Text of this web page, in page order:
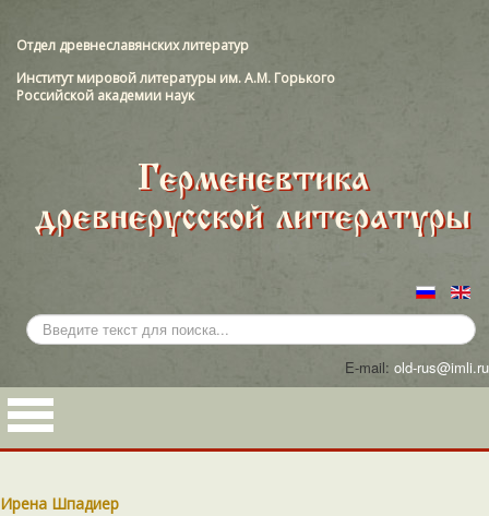
Отдел древнеславянских литератур
Институт мировой литературы им. А.М. Горького
Российской академии наук
Искать...
E-mail: old-rus@imli.ru
Ирена Шпадиер